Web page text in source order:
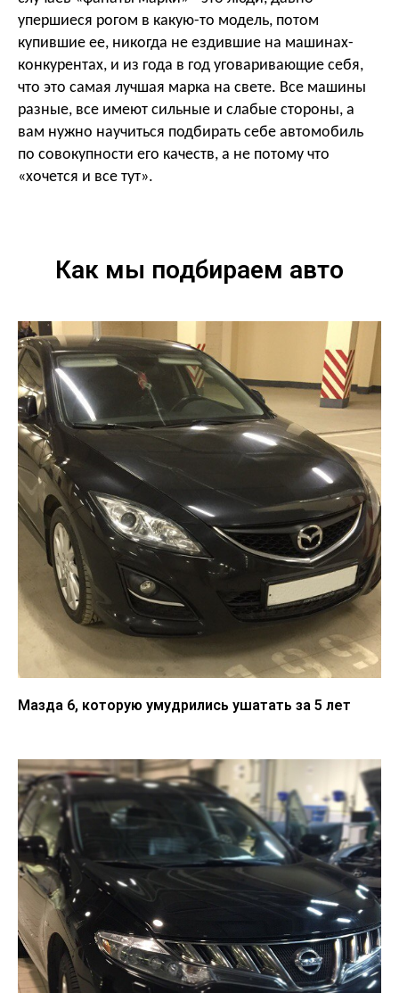
упершиеся рогом в какую-то модель, потом
купившие ее, никогда не ездившие на машинах-
конкурентах, и из года в год уговаривающие себя,
что это самая лучшая марка на свете. Все машины
разные, все имеют сильные и слабые стороны, а
вам нужно научиться подбирать себе автомобиль
по совокупности его качеств, а не потому что
«хочется и все тут».
Как мы подбираем авто
Мазда 6, которую умудрились ушатать за 5 лет